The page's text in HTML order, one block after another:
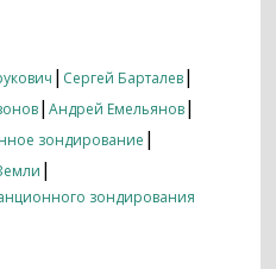
| Сергей Барталев|
|Андрей Емельянов|
зондирование |
|
зондирования